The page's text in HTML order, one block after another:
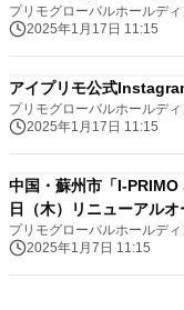
プリモグローバルホールデ
2025年1月17日 11:15
アイプリモ公式
プリモグローバルホールデ
2025年1月17日 11:15
中国・蘇州市「I-
日（木）リニューアルオ
プリモグローバルホールデ
2025年1月7日 11:15